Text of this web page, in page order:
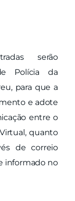
serão
Polícia da
para que a
e adote
entre o
quanto
de correio
informado no